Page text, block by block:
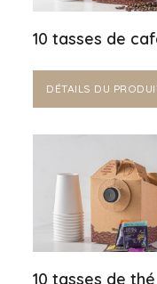
10 tasses de
DÉTAILS DU
10 tasses de thé